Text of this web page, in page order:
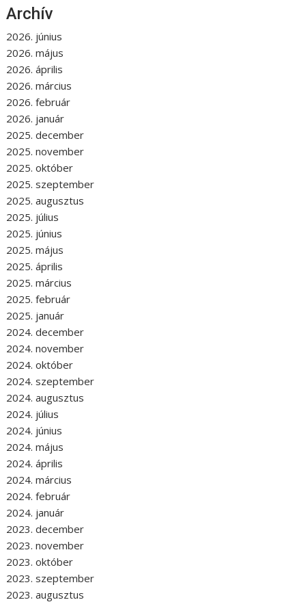
Archív
2026. június
2026. május
2026. április
2026. március
2026. február
2026. január
2025. december
2025. november
2025. október
2025. szeptember
2025. augusztus
2025. július
2025. június
2025. május
2025. április
2025. március
2025. február
2025. január
2024. december
2024. november
2024. október
2024. szeptember
2024. augusztus
2024. július
2024. június
2024. május
2024. április
2024. március
2024. február
2024. január
2023. december
2023. november
2023. október
2023. szeptember
2023. augusztus